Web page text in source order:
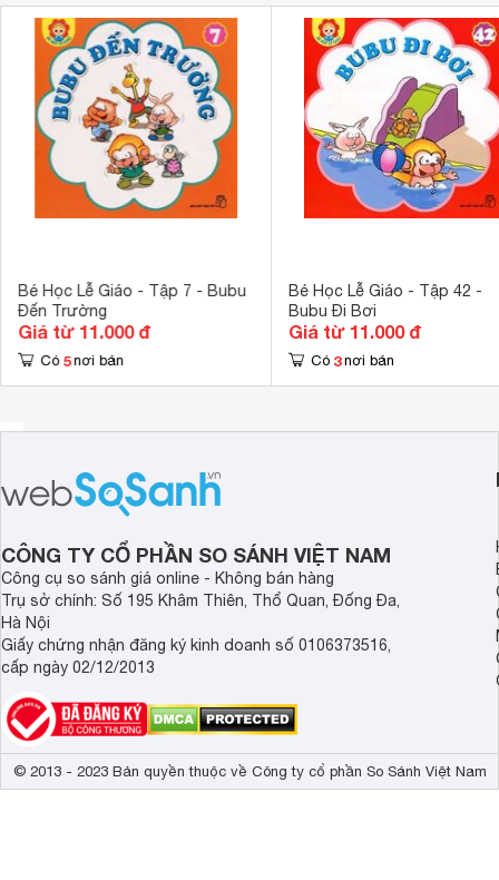
Bé Học Lễ Giáo - Tập 7 - Bubu
Đến Trường
Giá từ 11.000 đ
Có 5 nơi bán
Bé Học Lễ Giáo - Tập 42 -
Bubu Đi Bơi
Giá từ 11.000 đ
Có 3 nơi bán
CÔNG TY CỔ PHẦN SO SÁNH VIỆT NAM
Công cụ so sánh giá online - Không bán hàng
Trụ sở chính: Số 195 Khâm Thiên, Thổ Quan, Đống Đa,
Hà Nội
Giấy chứng nhận đăng ký kinh doanh số 0106373516,
cấp ngày 02/12/2013
© 2013 - 2023 Bản quyền thuộc về Công ty cổ phần So Sánh Việt Nam